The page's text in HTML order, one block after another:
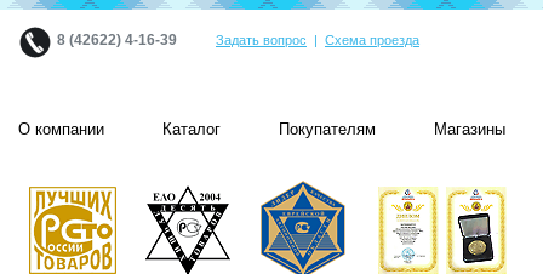
8 (42622) 4-16-39 Задать вопрос | Схема проезда
О компании Каталог Покупателям Магазины